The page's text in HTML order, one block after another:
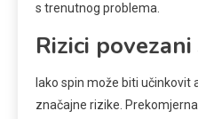
s trenutnog problema.
Rizici
Iako spin može biti učinkovit
značajne rizike.